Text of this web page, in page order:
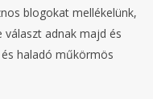
blogokat mellékelünk,
választ adnak majd és
haladó műkörmös